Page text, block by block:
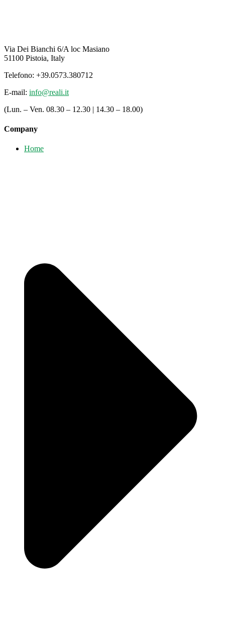
Via Dei Bianchi 6/A loc Masiano
51100 Pistoia, Italy
Telefono: +39.0573.380712
E-mail: info@reali.it
(Lun. – Ven. 08.30 – 12.30 | 14.30 – 18.00)
Company
Home